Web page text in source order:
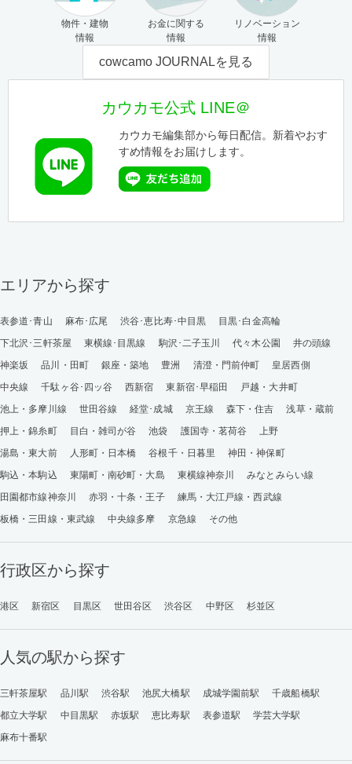
物件・建物
情報
お金に関する
情報
リノベーション
情報
cowcamo JOURNALを見る
カウカモ公式 LINE＠
カウカモ編集部から毎日配信。新着やおす
すめ情報をお届けします。
エリアから探す
表参道･青山 麻布･広尾 渋谷･恵比寿･中目黒
目黒･白金高輪
下北沢･三軒茶屋
東横線･目黒線 駒沢･二子玉川 代々木公園
井の頭線
神楽坂
品川・田町 銀座・築地 豊洲 清澄・門前仲町
皇居西側
中央線
千駄ヶ谷･四ッ谷 西新宿 東新宿･早稲田
戸越・大井町
池上・多摩川線
世田谷線 経堂･成城 京王線 森下・住吉
浅草・蔵前
押上・錦糸町
目白・雑司が谷 池袋 護国寺・茗荷谷
上野
湯島・東大前
人形町・日本橋 谷根千・日暮里
神田・神保町
駒込・本駒込
東陽町・南砂町・大島 東横線神奈川
みなとみらい線
田園都市線神奈川
赤羽・十条・王子
練馬・大江戸線・西武線
板橋・三田線・東武線
中央線多摩 京急線 その他
行政区から探す
港区 新宿区 目黒区 世田谷区 渋谷区 中野区 杉並区
人気の駅から探す
三軒茶屋駅 品川駅 渋谷駅 池尻大橋駅 成城学園前駅
千歳船橋駅
都立大学駅
中目黒駅 赤坂駅 恵比寿駅 表参道駅
学芸大学駅
麻布十番駅